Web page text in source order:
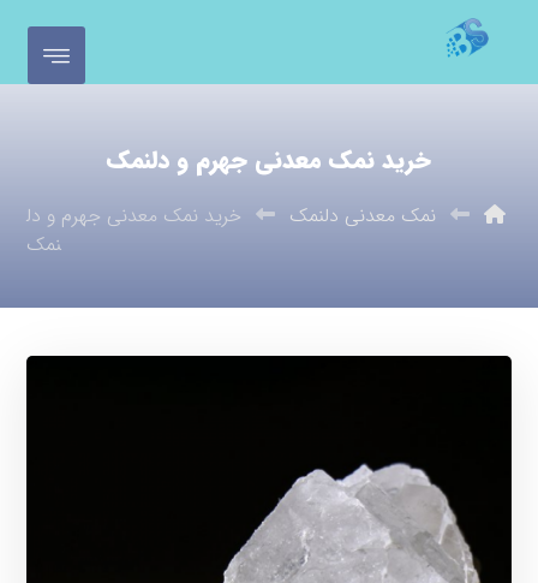
خرید نمک معدنی جهرم و دلنمک
نمک معدنی دلنمک
خرید نمک معدنی جهرم و دل
نمک